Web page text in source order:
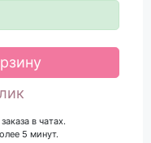
в чатах.
5 минут.